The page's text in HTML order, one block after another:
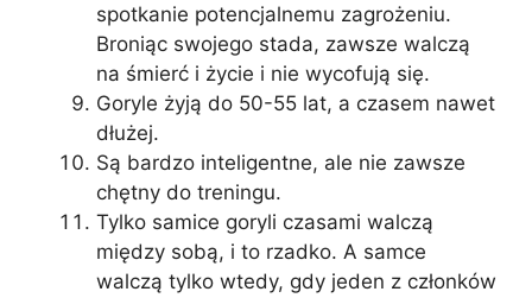
spotkanie potencjalnemu zagrożeniu.
Broniąc swojego stada, zawsze walczą
na śmierć i życie i nie wycofują się.
Goryle żyją do 50-55 lat, a czasem nawet
dłużej.
Są bardzo inteligentne, ale nie zawsze
chętny do treningu.
Tylko samice goryli czasami walczą
między sobą, i to rzadko. A samce
walczą tylko wtedy, gdy jeden z członków